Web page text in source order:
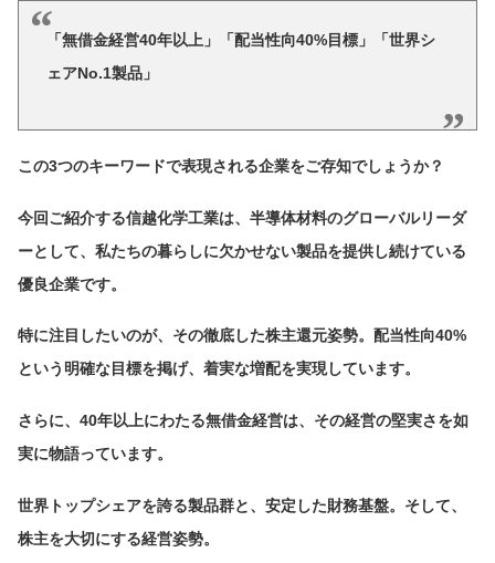
「無借金経営40年以上」「配当性向40%目標」「世界シ
ェアNo.1製品」
この3つのキーワードで表現される企業をご存知でしょうか？
今回ご紹介する信越化学工業は、半導体材料のグローバルリーダ
ーとして、私たちの暮らしに欠かせない製品を提供し続けている
優良企業です。
特に注目したいのが、その徹底した株主還元姿勢。配当性向40%
という明確な目標を掲げ、着実な増配を実現しています。
さらに、40年以上にわたる無借金経営は、その経営の堅実さを如
実に物語っています。
世界トップシェアを誇る製品群と、安定した財務基盤。そして、
株主を大切にする経営姿勢。